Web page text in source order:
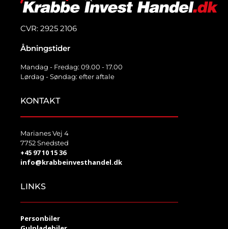
CVR: 2925 2106
Åbningstider
Mandag - Fredag: 09.00 - 17.00
Lørdag - Søndag: efter aftale
KONTAKT
Marianes Vej 4
7752 Snedsted
+45 97 10 15 36
info@krabbeinvesthandel.dk
LINKS
Personbiler